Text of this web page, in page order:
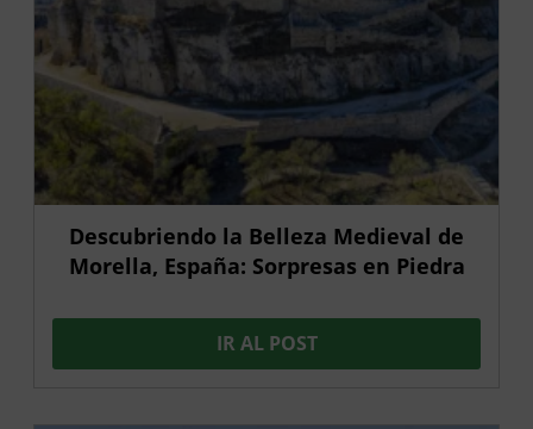
Descubriendo la Belleza Medieval de
Morella, España: Sorpresas en Piedra
IR AL POST